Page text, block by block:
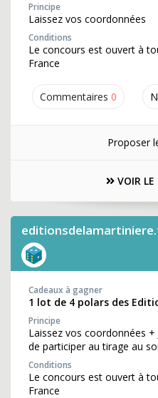
Commentaires 0
Principe
Laissez vos coordonnées
Conditions
Le concours est ouvert à
France
Proposer
VOIR LE
Cadeaux à gagner
1 lot de 4 polars des
Principe
Laissez vos coordonnées
de participer au tirage au
Conditions
Le concours est ouvert à
France